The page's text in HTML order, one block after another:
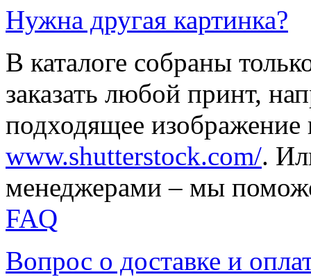
Нужна другая картинка?
В каталоге собраны
заказать любой принт,
подходящее изображение
www.shutterstock.com/.
менеджерами – мы
FAQ
Вопрос о доставке и